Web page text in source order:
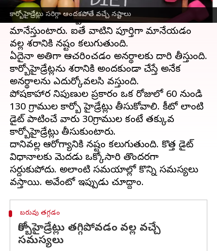
కార్బోహైడ్రేట్లు సరిగ్గా అందకపోతే వచ్చే నష్టాలు
శరీర బరువు పెరగడానికి కారణం కార్బో హైడ్రేట్
ఆహారాలే అని చెప్పి, వాటిని తీసుకోవడం
మానేస్తుంటారు. ఐతే వాటిని పూర్తిగా మానేయడం
వల్ల శరీరానికి నష్టం కలుగుతుంది.
ఏదైనా అతిగా ఆచరించడం అనర్థాలకు దారి తీస్తుంది.
కార్బోహైడ్రేట్లను శరీరానికి అందకుండా చేస్తే అనేక
అనర్థాలను ఎదుర్కోవలసి వస్తుంది.
పోషకాహార నిపుణుల ప్రకారం ఒక రోజులో 60 నుండి
130 గ్రాముల కార్బో హైడ్రేట్లు తీసుకోవాలి. కీటో లాంటి
డైట్ పాటించే వారు 30గ్రాముల కంటే తక్కువ
కార్బోహైడ్రేట్లు తీసుకుంటారు.
దానివల్ల ఆరోగ్యానికి నష్టం కలుగుతుంది. కొత్త డైట్
విధానాలకు మెదడు ఒక్కోసారి తొందరగా
సర్దుకుపోదు. అలాంటి సమయాల్లో కొన్ని సమస్యలు
బరువు తగ్గడం
కార్బోహైడ్రేట్లు తగ్గిపోవడం వల్ల వచ్చే
సమస్యలు